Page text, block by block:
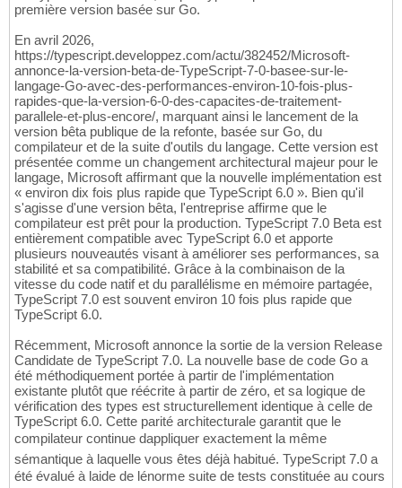
première version basée sur Go.
En avril 2026,
https://typescript.developpez.com/actu/382452/Microsoft-
annonce-la-version-beta-de-TypeScript-7-0-basee-sur-le-
langage-Go-avec-des-performances-environ-10-fois-plus-
rapides-que-la-version-6-0-des-capacites-de-traitement-
parallele-et-plus-encore/, marquant ainsi le lancement de la
version bêta publique de la refonte, basée sur Go, du
compilateur et de la suite d'outils du langage. Cette version est
présentée comme un changement architectural majeur pour le
langage, Microsoft affirmant que la nouvelle implémentation est
« environ dix fois plus rapide que TypeScript 6.0 ». Bien qu'il
s'agisse d'une version bêta, l'entreprise affirme que le
compilateur est prêt pour la production. TypeScript 7.0 Beta est
entièrement compatible avec TypeScript 6.0 et apporte
plusieurs nouveautés visant à améliorer ses performances, sa
stabilité et sa compatibilité. Grâce à la combinaison de la
vitesse du code natif et du parallélisme en mémoire partagée,
TypeScript 7.0 est souvent environ 10 fois plus rapide que
TypeScript 6.0.
Récemment, Microsoft annonce la sortie de la version Release
Candidate de TypeScript 7.0. La nouvelle base de code Go a
été méthodiquement portée à partir de l'implémentation
existante plutôt que réécrite à partir de zéro, et sa logique de
vérification des types est structurellement identique à celle de
TypeScript 6.0. Cette parité architecturale garantit que le
compilateur continue dappliquer exactement la même
sémantique à laquelle vous êtes déjà habitué. TypeScript 7.0 a
été évalué à laide de lénorme suite de tests constituée au cours